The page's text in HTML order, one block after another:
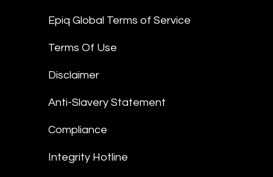
Epiq Global Terms of Service
Terms Of Use
Disclaimer
Anti-Slavery Statement
Compliance
Integrity Hotline